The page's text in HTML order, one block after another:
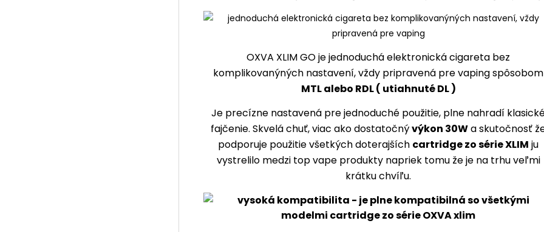
OXVA XLIM GO je jednoduchá elektronická cigareta bez
komplikovanýných nastavení, vždy pripravená pre vaping spôsobom
MTL alebo RDL ( utiahnuté DL )
Je precízne nastavená pre jednoduché použitie, plne nahradí
fajčenie. Skvelá chuť, viac ako dostatočnývýkon 30Wa skutočnosť
podporuje použitie všetkých doterajších cartridge zo série XLIM ju
vystrelilo medzi top vape produkty napriek tomu že je na trhu veľmi
krátku chvíľu.